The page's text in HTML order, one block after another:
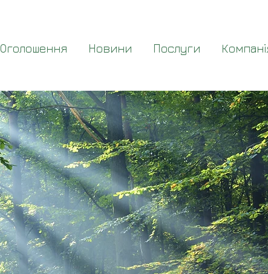
Оголошення Новини Послуги